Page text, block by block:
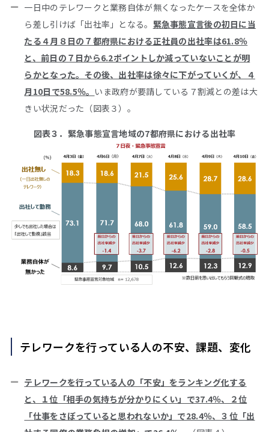
一日中のテレワークと業務自体が無くなったケースを全体か
ら差し引けば「出社率」となる。 緊急事態宣言後の初日に当
たる４月８日の７都府県における正社員の出社率は61.8％
と、前日の７日から6.2ポイントしか減っていないことが明
らかとなった。その後、出社率は徐々に下がっていくが、４
月10日で58.5％。 いま政府が要請している７割減との差は大
きい状況だった（図表３）。
図表３．緊急事態宣言地域の7都府県における出社率
テレワークを行っている人の不安、課題、変化
テレワークを行っている人の「不安」をランキング化する
と、１位「相手の気持ちが分かりにくい」で37.4％、２位
「仕事をさぼっていると思われないか」で28.4％、３位「出